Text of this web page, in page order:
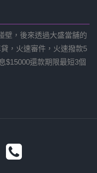
壁，後來透過大盛當舖的
，火速審件，火速撥款5
$15000還款期限最短3個